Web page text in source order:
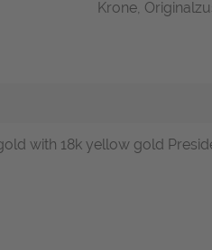
Krone,
with 18k yellow gold